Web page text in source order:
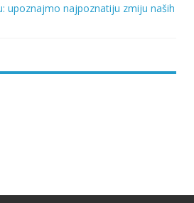
upoznajmo najpoznatiju zmiju naših